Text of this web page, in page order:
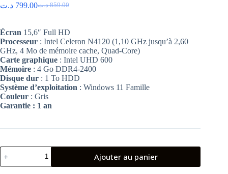
859.00 د.تLe
était :
859.00 د.ت.
799.00 د.ت
Le
est :
799.00 د.ت.
Écran 15,6″ Full HD
Processeur : Intel Celeron N4120 (1,10 GHz jusqu’à 2,60
GHz, 4 Mo de mémoire cache, Quad-Core)
Carte graphique : Intel UHD 600
Mémoire : 4 Go DDR4-2400
Disque dur : 1 To HDD
Système d’exploitation : Windows 11 Famille
Couleur : Gris
Garantie : 1 an
quantité
de
PC
Ajouter au panier